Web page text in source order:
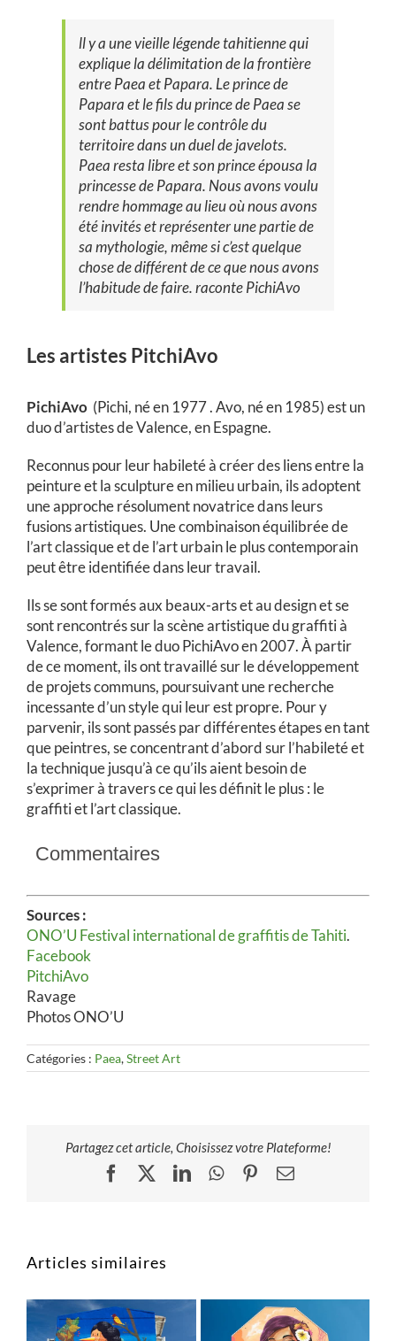
ll y a une vieille légende tahitienne qui
explique la délimitation de la frontière
entre Paea et Papara. Le prince de
Papara et le fils du prince de Paea se
sont battus pour le contrôle du
territoire dans un duel de javelots.
Paea resta libre et son prince épousa la
princesse de Papara. Nous avons voulu
rendre hommage au lieu où nous avons
été invités et représenter une partie de
sa mythologie, même si c’est quelque
chose de différent de ce que nous avons
l’habitude de faire. raconte PichiAvo
Les artistes PitchiAvo
PichiAvo (Pichi, né en 1977 . Avo, né en 1985) est un
duo d’artistes de Valence, en Espagne.
Reconnus pour leur habileté à créer des liens entre la
peinture et la sculpture en milieu urbain, ils adoptent
une approche résolument novatrice dans leurs
fusions artistiques. Une combinaison équilibrée de
l’art classique et de l’art urbain le plus contemporain
peut être identifiée dans leur travail.
Ils se sont formés aux beaux-arts et au design et se
sont rencontrés sur la scène artistique du graffiti à
Valence, formant le duo PichiAvo en 2007. À partir
de ce moment, ils ont travaillé sur le développement
de projets communs, poursuivant une recherche
incessante d’un style qui leur est propre. Pour y
parvenir, ils sont passés par différentes étapes en tant
que peintres, se concentrant d’abord sur l’habileté et
la technique jusqu’à ce qu’ils aient besoin de
s’exprimer à travers ce qui les définit le plus : le
graffiti et l’art classique.
Commentaires
Sources :
ONO’U Festival international de graffitis de Tahiti.
Facebook
PitchiAvo
Ravage
Photos ONO’U
Catégories : Paea,Street Art
Partagez cet article, Choisissez votre Plateforme!
FacebookLinkedInWhatsApp
Pinterest
Email
Articles similaires